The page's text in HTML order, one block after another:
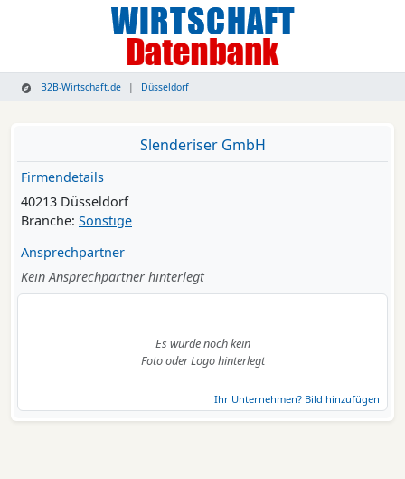
B2B-Wirtschaft.de Düsseldorf
Slenderiser GmbH
Firmendetails
40213 Düsseldorf
Branche: Sonstige
Ansprechpartner
Kein Ansprechpartner hinterlegt
Es wurde noch kein
Foto oder Logo hinterlegt
Ihr Unternehmen? Bild hinzufügen